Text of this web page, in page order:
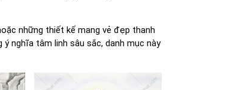
những thiết kế mang vẻ đẹp thanh
nghĩa tâm linh sâu sắc, danh mục này